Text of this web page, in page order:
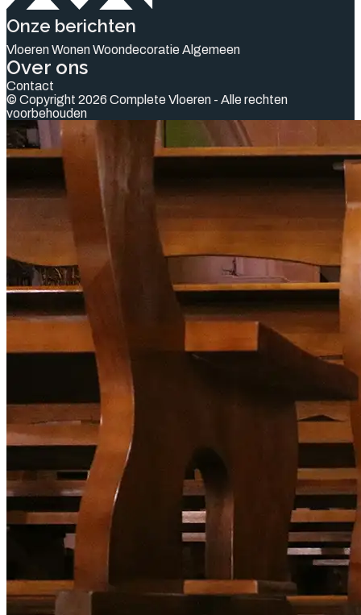
Onze berichten
VloerenWonenWoondecoratieAlgemeen
Over ons
Contact
© Copyright 2026 Complete Vloeren - Alle rechten
voorbehouden